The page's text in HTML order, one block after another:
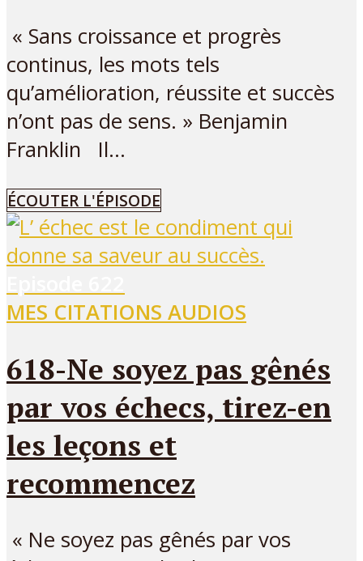
« Sans croissance et progrès
continus, les mots tels
qu’amélioration, réussite et succès
n’ont pas de sens. » Benjamin
Franklin Il...
ÉCOUTER L'ÉPISODE
MES CITATIONS AUDIOS
618-Ne soyez pas gênés
par vos échecs, tirez-en
les leçons et
recommencez
« Ne soyez pas gênés par vos